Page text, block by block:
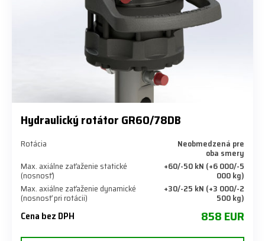
Hydraulický rotátor GR60/78DB
Rotácia Neobmedzená pre
oba smery
Max. axiálne zaťaženie statické
(nosnosť)
+60/-50 kN (+6 000/-5
000 kg)
Max. axiálne zaťaženie dynamické
(nosnosť pri rotácii)
+30/-25 kN (+3 000/-2
500 kg)
Cena bez DPH 858 EUR